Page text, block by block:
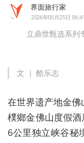
界面旅行家
2026年05月25日 06:41
立鼎世甄选系列
文 ｜ 酷乐志
在世界遗产地金
樸鄉金佛山度假
6公里独立峡谷秘